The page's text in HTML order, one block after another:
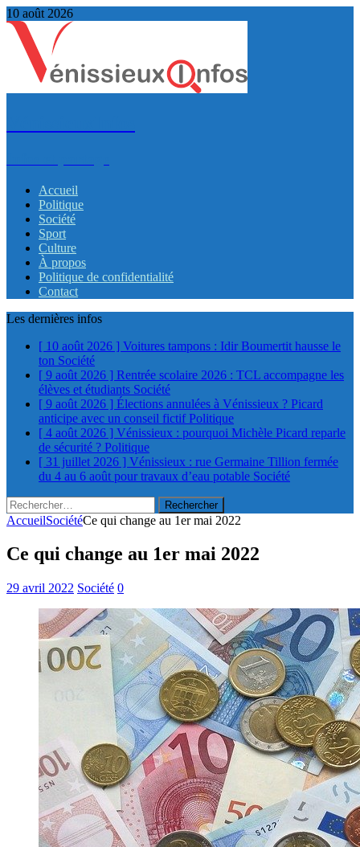
10 août 2026
Accueil
Politique
Société
Sport
Culture
À propos
Politique de confidentialité
Contact
Les dernières infos
[ 10 août 2026 ] Voitures tampons : Idir Boumertit hausse le
ton Société
[ 9 août 2026 ] Rentrée scolaire 2026 : TCL accompagne les
élèves et étudiants Société
[ 9 août 2026 ] Élections annulées à Vénissieux ? Picard
anticipe avec un conseil fictifPolitique
[ 4 août 2026 ] Vénissieux : pourquoi Michèle Picard reparle
de sécurité ? Politique
[ 31 juillet 2026 ] Vénissieux : rue Germaine Tillion fermée
du 4 au 6 août pour travaux d’eau potable Société
Rechercher :
AccueilSociétéCe qui change au 1er mai 2022
Ce qui change au 1er mai 2022
29 avril 2022 Société 0